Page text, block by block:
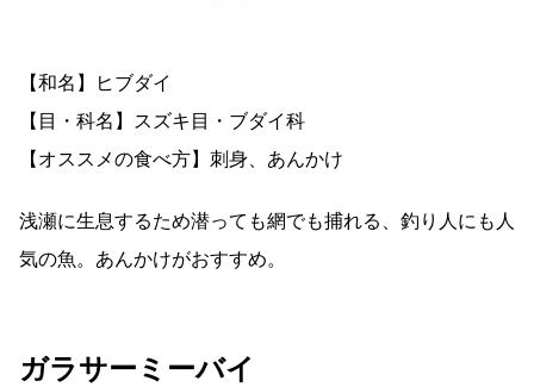
【和名】ヒブダイ
【目・科名】スズキ目・ブダイ科
【オススメの食べ方】刺身、あんかけ
浅瀬に生息するため潜っても網でも捕れる、釣り人にも人
気の魚。あんかけがおすすめ。
ガラサーミーバイ